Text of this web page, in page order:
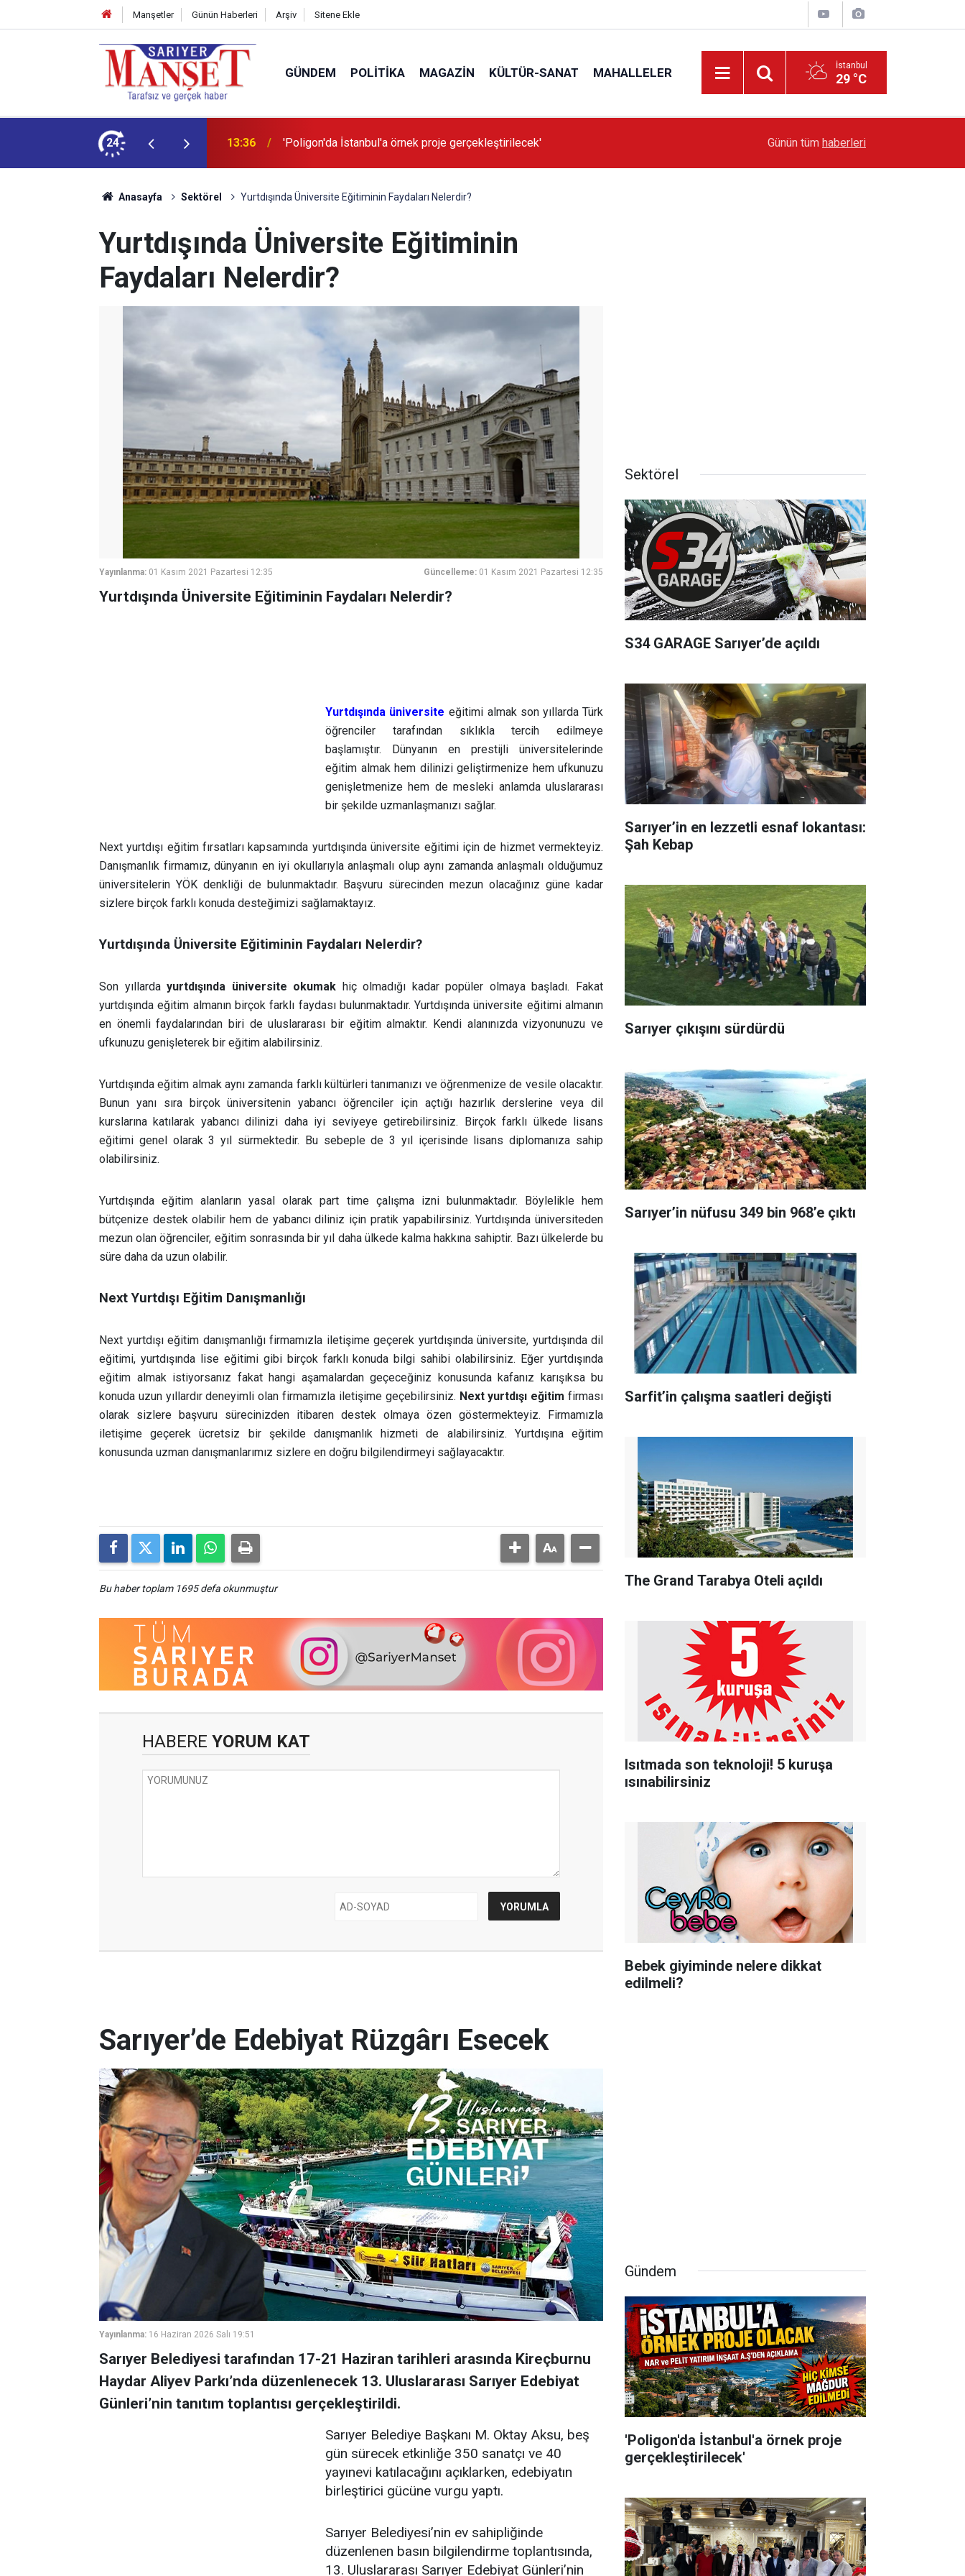
Manşetler Günün Haberleri Arşiv Sitene Ekle
GÜNDEM POLITIKA MAGAZIN KÜLTÜR-SANAT MAHALLELER İstanbul
29 °C
24 13:36 'Poligon'da İstanbul'a örnek proje gerçekleştirilecek' Sarıyer’de Edebiyat Rüzgârı Esecek
Günün tüm haberleri
Anasayfa Sektörel Yurtdışında Üniversite Eğitiminin Faydaları Nelerdir?
Yurtdışında Üniversite Eğitiminin
Faydaları Nelerdir?
Yayınlanma: 01 Kasım 2021 Pazartesi 12:35 Güncelleme: 01 Kasım 2021 Pazartesi 12:35
Yurtdışında Üniversite Eğitiminin Faydaları Nelerdir?
Yurtdışında üniversite eğitimi almak son yıllarda Türk
öğrenciler tarafından sıklıkla tercih edilmeye
başlamıştır. Dünyanın en prestijli üniversitelerinde
eğitim almak hem dilinizi geliştirmenize hem ufkunuzu
genişletmenize hem de mesleki anlamda uluslararası
bir şekilde uzmanlaşmanızı sağlar.
Next yurtdışı eğitim fırsatları kapsamında yurtdışında üniversite eğitimi için de hizmet vermekteyiz.
Danışmanlık firmamız, dünyanın en iyi okullarıyla anlaşmalı olup aynı zamanda anlaşmalı olduğumuz
üniversitelerin YÖK denkliği de bulunmaktadır. Başvuru sürecinden mezun olacağınız güne kadar
sizlere birçok farklı konuda desteğimizi sağlamaktayız.
Yurtdışında Üniversite Eğitiminin Faydaları Nelerdir?
Son yıllardayurtdışında üniversite okumak hiç olmadığı kadar popüler olmaya başladı. Fakat
yurtdışında eğitim almanın birçok farklı faydası bulunmaktadır. Yurtdışında üniversite eğitimi almanın
en önemli faydalarından biri de uluslararası bir eğitim almaktır. Kendi alanınızda vizyonunuzu ve
ufkunuzu genişleterek bir eğitim alabilirsiniz.
Yurtdışında eğitim almak aynı zamanda farklı kültürleri tanımanızı ve öğrenmenize de vesile olacaktır.
Bunun yanı sıra birçok üniversitenin yabancı öğrenciler için açtığı hazırlık derslerine veya dil
kurslarına katılarak yabancı dilinizi daha iyi seviyeye getirebilirsiniz. Birçok farklı ülkede lisans
eğitimi genel olarak 3 yıl sürmektedir. Bu sebeple de 3 yıl içerisinde lisans diplomanıza sahip
olabilirsiniz.
Yurtdışında eğitim alanların yasal olarak part time çalışma izni bulunmaktadır. Böylelikle hem
bütçenize destek olabilir hem de yabancı diliniz için pratik yapabilirsiniz. Yurtdışında üniversiteden
mezun olan öğrenciler, eğitim sonrasında bir yıl daha ülkede kalma hakkına sahiptir. Bazı ülkelerde bu
süre daha da uzun olabilir.
Next Yurtdışı Eğitim Danışmanlığı
Next yurtdışı eğitim danışmanlığı firmamızla iletişime geçerek yurtdışında üniversite, yurtdışında dil
eğitimi, yurtdışında lise eğitimi gibi birçok farklı konuda bilgi sahibi olabilirsiniz. Eğer yurtdışında
eğitim almak istiyorsanız fakat hangi aşamalardan geçeceğiniz konusunda kafanız karışıksa bu
konuda uzun yıllardır deneyimli olan firmamızla iletişime geçebilirsiniz. Next yurtdışı eğitim firması
olarak sizlere başvuru sürecinizden itibaren destek olmaya özen göstermekteyiz. Firmamızla
iletişime geçerek ücretsiz bir şekilde danışmanlık hizmeti de alabilirsiniz. Yurtdışına eğitim
konusunda uzman danışmanlarımız sizlere en doğru bilgilendirmeyi sağlayacaktır.
Bu haber toplam 1695 defa okunmuştur
HABERE YORUM KAT
Sektörel
S34 GARAGE Sarıyer’de açıldı
Sarıyer’in en lezzetli esnaf lokantası:
Şah Kebap
Sarıyer çıkışını sürdürdü
Sarıyer’in nüfusu 349 bin 968’e çıktı
Sarfit’in çalışma saatleri değişti
The Grand Tarabya Oteli açıldı
Isıtmada son teknoloji! 5 kuruşa
ısınabilirsiniz
Bebek giyiminde nelere dikkat
edilmeli?
Sarıyer’de Edebiyat Rüzgârı Esecek
Yayınlanma: 16 Haziran 2026 Salı 19:51
Sarıyer Belediyesi tarafından 17-21 Haziran tarihleri arasında Kireçburnu
Haydar Aliyev Parkı’nda düzenlenecek 13. Uluslararası Sarıyer Edebiyat
Günleri’nin tanıtım toplantısı gerçekleştirildi.
Sarıyer Belediye Başkanı M. Oktay Aksu, beş
gün sürecek etkinliğe 350 sanatçı ve 40
yayınevi katılacağını açıklarken, edebiyatın
birleştirici gücüne vurgu yaptı.
Sarıyer Belediyesi’nin ev sahipliğinde
düzenlenen basın bilgilendirme toplantısında,
13. Uluslararası Sarıyer Edebiyat Günleri’nin
Gündem
'Poligon'da İstanbul'a örnek proje
gerçekleştirilecek'